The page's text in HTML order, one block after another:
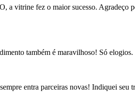
vitrine fez o maior sucesso. Agradeço
também é maravilhoso! Só elogios.
entra parceiras novas! Indiquei seu